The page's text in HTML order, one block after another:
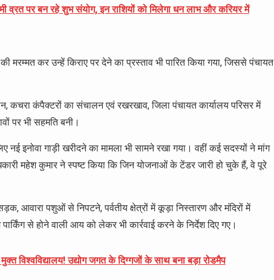
पर बन रहे शुभ संयोग, इन राशियों को मिलेगा धन लाभ और करियर में
कर उन्हें किराए पर देने का प्रस्ताव भी पारित किया गया, जिससे पंचायत
कचरा कंपैक्टरों का संचालन एवं रखरखाव, जिला पंचायत कार्यालय परिसर में
पर भी सहमति बनी।
इनोवा गाड़ी खरीदने का मामला भी सामने रखा गया। वहीं कई सदस्यों ने मांग
महेश कुमार ने स्पष्ट किया कि जिन योजनाओं के टेंडर जारी हो चुके हैं, वे पूरे
आवारा पशुओं से निपटने, पर्वतीय क्षेत्रों में कूड़ा निस्तारण और मंदिरों में
से होने वाली आय को लेकर भी कार्रवाई करने के निर्देश दिए गए।
विश्वविद्यालय! उद्योग जगत के दिग्गजों के साथ बना बड़ा रोडमैप